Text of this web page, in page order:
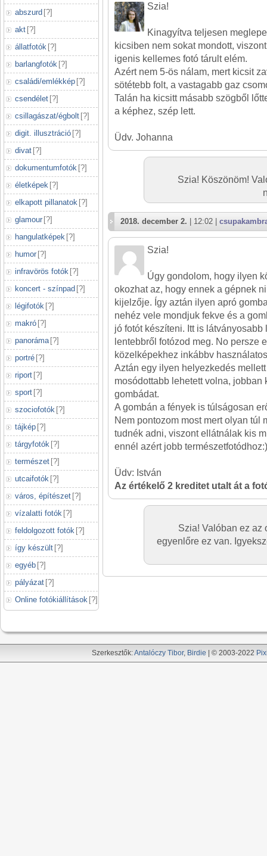
abszurd [?]
akt [?]
állatfotók [?]
barlangfotók [?]
családi/emlékkép [?]
csendélet [?]
csillagászat/égbolt [?]
digit. illusztráció [?]
divat [?]
dokumentumfotók [?]
életképek [?]
elkapott pillanatok [?]
glamour [?]
hangulatképek [?]
humor [?]
infravörös fotók [?]
koncert - színpad [?]
légifotók [?]
makró [?]
panoráma [?]
portré [?]
riport [?]
sport [?]
szociofotók [?]
tájkép [?]
tárgyfotók [?]
természet [?]
utcaifotók [?]
város, építészet [?]
vízalatti fotók [?]
feldolgozott fotók [?]
így készült [?]
egyéb [?]
pályázat [?]
Online fotókiállítások [?]
Szia!
Kinagyítva teljesen
kicsiben nem sokat mondott,
igenis kellemes fotó tárult elém.
Azért nem 5-ös nálam, mert kicsit
sötétebb folt, a vastagabb gaz
Talán ha kicsitt másabb szögből
a képhez, szép lett.
Üdv. Johanna
Szia! Köszönöm!
2018. december 2. | 12:02 |
Szia!
Úgy gondolom, hogy ilyen
okozhat az, hogy ennek a gépnek
kijelzője. Így aztán ilyen apró
nehéz vele mondjuk fekve és a
jó fotót készíteni. Itt is látványosabb
lentebbről fotózod meg. No persze
közelképekhez inkábbv
Aztán egy ilyen helyezkedés
mosódottabb lehetett volna, jobban
gombádat.
A gombán a fények is túlságosan
Nem pontozom most mert olyan túl
tudnék adni, viszont ellátnálak kis
ennél azért jobb természetfotódhoz:)
Üdv: István
Az értékelő 2 kreditet utalt át a
Szia! Valóban ez az
egyenlőre ez van.
Szerkesztők:Antalóczy Tibor, Birdie | © 2003-2022